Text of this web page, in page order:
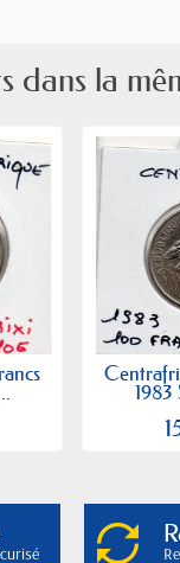
dans la
1983